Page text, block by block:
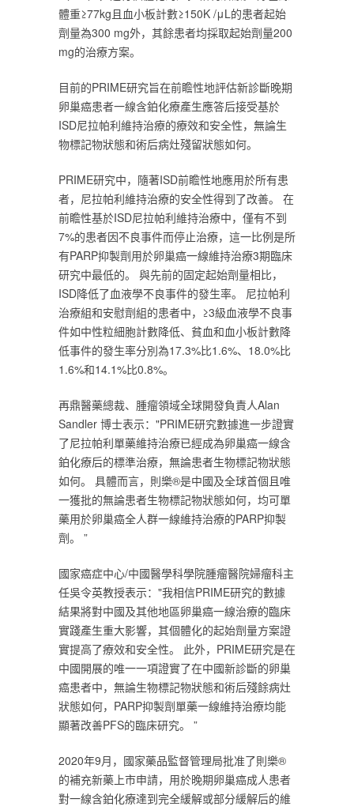
體重≥77kg且血小板計數≥150K /μL的患者起始
劑量為300 mg外，其餘患者均採取起始劑量200
mg的治療方案。‎
‎目前的PRIME研究旨在前瞻性地評估新診斷晚期
卵巢癌患者一線含鉑化療產生應答后接受基於
ISD尼拉帕利維持治療的療效和安全性，無論生
物標記物狀態和術后病灶殘留狀態如何。‎
‎PRIME研究中，隨著ISD前瞻性地應用於所有患
者，尼拉帕利維持治療的安全性得到了改善。 在
前瞻性基於ISD尼拉帕利維持治療中，僅有不到
7%的患者因不良事件而停止治療，這一比例是所
有PARP抑製劑用於卵巢癌一線維持治療3期臨床
研究中最低的。 與先前的固定起始劑量相比，
ISD降低了血液學不良事件的發生率。 尼拉帕利
治療組和安慰劑組的患者中，≥3級血液學不良事
件如中性粒細胞計數降低、貧血和血小板計數降
低事件的發生率分別為17.3%比1.6%、18.0%比
1.6%和14.1%比0.8%。‎
‎再鼎醫藥總裁、腫瘤領域全球開發負責人Alan
Sandler 博士表示："PRIME研究數據進一步證實
了尼拉帕利單藥維持治療已經成為卵巢癌一線含
鉑化療后的標準治療，無論患者生物標記物狀態
如何。 具體而言，則樂®是中國及全球首個且唯
一獲批的無論患者生物標記物狀態如何，均可單
藥用於卵巢癌全人群一線維持治療的PARP抑製
劑。 ”‎
‎國家癌症中心/中國醫學科學院腫瘤醫院婦瘤科主
任吳令英教授表示："我相信PRIME研究的數據
結果將對中國及其他地區卵巢癌一線治療的臨床
實踐產生重大影響，其個體化的起始劑量方案證
實提高了療效和安全性。 此外，PRIME研究是在
中國開展的唯一一項證實了在中國新診斷的卵巢
癌患者中，無論生物標記物狀態和術后殘餘病灶
狀態如何，PARP抑製劑單藥一線維持治療均能
顯著改善PFS的臨床研究。 ”‎
‎2020年9月，國家藥品監督管理局批准了則樂®
的補充新藥上市申請，用於晚期卵巢癌成人患者
對一線含鉑化療達到完全緩解或部分緩解后的維